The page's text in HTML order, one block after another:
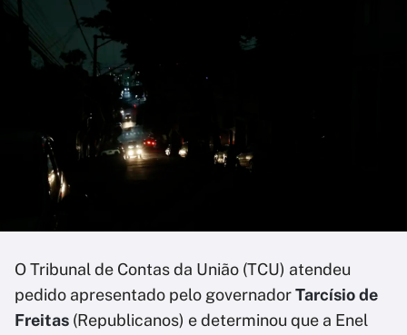
O Tribunal de Contas da União (TCU) atendeu
pedido apresentado pelo governadorTarcísio de
Freitas (Republicanos) e determinou que a Enel